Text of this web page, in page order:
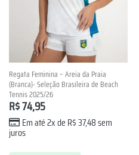
Regata Feminina – Areia da Praia
(Branca)- Seleção Brasileira de Beach
Tennis 2025/26
R$74,95
Em até 2x de R$37,48sem
juros